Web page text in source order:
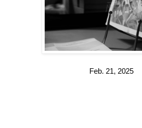
Feb. 21, 2025